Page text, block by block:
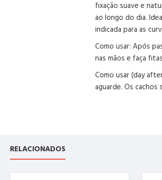
fixação suave e
ao longo do dia.
indicada para as
Como usar: Após
nas mãos e faça
Como usar (day
aguarde. Os
RELACIONADOS